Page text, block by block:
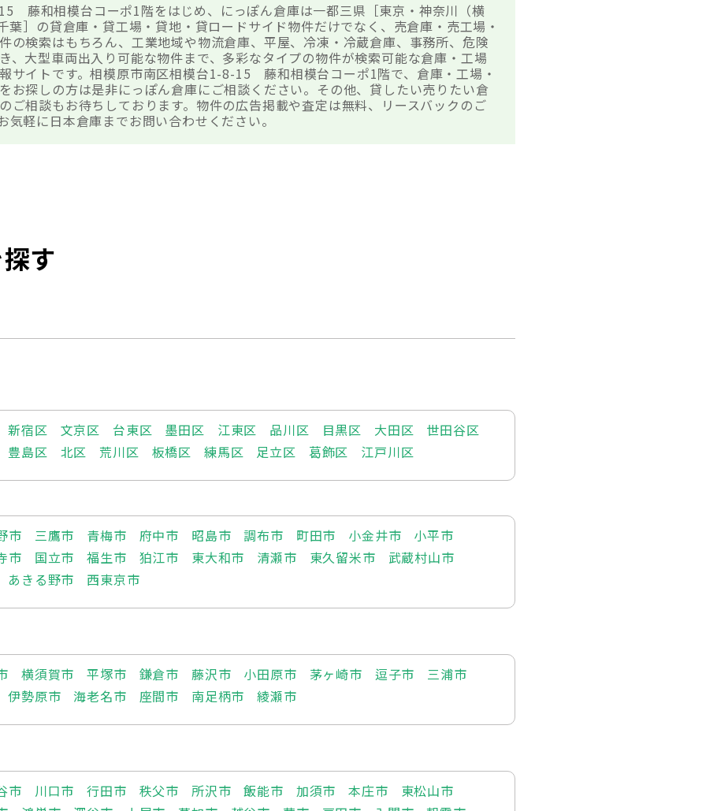
藤和相模台コーポ1階をはじめ、にっぽん倉庫は一都三県［東京・神奈川（横
］の貸倉庫・貸工場・貸地・貸ロードサイド物件だけでなく、売倉庫・売工場・
の検索はもちろん、工業地域や物流倉庫、平屋、冷凍・冷蔵倉庫、事務所、危険
、大型車両出入り可能な物件まで、多彩なタイプの物件が検索可能な倉庫・工場
サイトです。相模原市南区相模台1-8-15 藤和相模台コーポ1階で、倉庫・工場・
お探しの方は是非にっぽん倉庫にご相談ください。その他、貸したい売りたい倉
ご相談もお待ちしております。物件の広告掲載や査定は無料、リースバックのご
気軽に日本倉庫までお問い合わせください。
す
新宿区 文京区 台東区 墨田区 江東区 品川区 目黒区 大田区
世田谷区
豊島区
北区 荒川区 板橋区 練馬区 足立区 葛飾区 江戸川区
市 三鷹市 青梅市 府中市 昭島市 調布市 町田市 小金井市
小平市
市
国立市 福生市 狛江市 東大和市 清瀬市 東久留米市
武蔵村山市
あきる野市
西東京市
横須賀市 平塚市 鎌倉市 藤沢市 小田原市 茅ヶ崎市 逗子市
三浦市
伊勢原市
海老名市 座間市 南足柄市 綾瀬市
市 川口市 行田市 秩父市 所沢市 飯能市 加須市 本庄市
東松山市